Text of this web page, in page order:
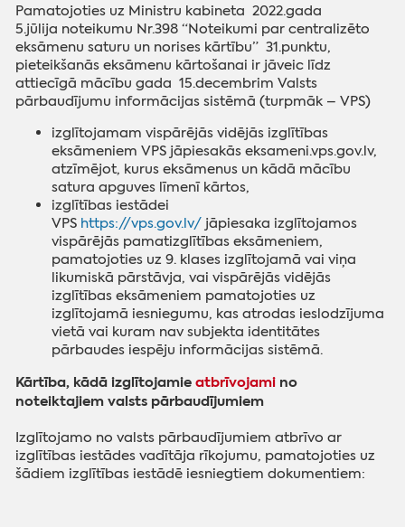
Pamatojoties uz Ministru kabineta 2022.gada
5.jūlija noteikumu Nr.398 “Noteikumi par centralizēto
eksāmenu saturu un norises kārtību” 31.punktu,
pieteikšanās eksāmenu kārtošanai ir jāveic līdz
attiecīgā mācību gada 15.decembrim Valsts
pārbaudījumu informācijas sistēmā (turpmāk – VPS)
izglītojamam vispārējās vidējās izglītības
eksāmeniem VPS jāpiesakās eksameni.vps.gov.lv,
atzīmējot, kurus eksāmenus un kādā mācību
satura apguves līmenī kārtos,
izglītības iestādei
VPS https://vps.gov.lv/ jāpiesaka izglītojamos
vispārējās pamatizglītības eksāmeniem,
pamatojoties uz 9. klases izglītojamā vai viņa
likumiskā pārstāvja, vai vispārējās vidējās
izglītības eksāmeniem pamatojoties uz
izglītojamā iesniegumu, kas atrodas ieslodzījuma
vietā vai kuram nav subjekta identitātes
pārbaudes iespēju informācijas sistēmā.
Kārtība, kādā izglītojamieatbrīvojami no
noteiktajiem valsts pārbaudījumiem
Izglītojamo no valsts pārbaudījumiem atbrīvo ar
izglītības iestādes vadītāja rīkojumu, pamatojoties uz
šādiem izglītības iestādē iesniegtiem dokumentiem: